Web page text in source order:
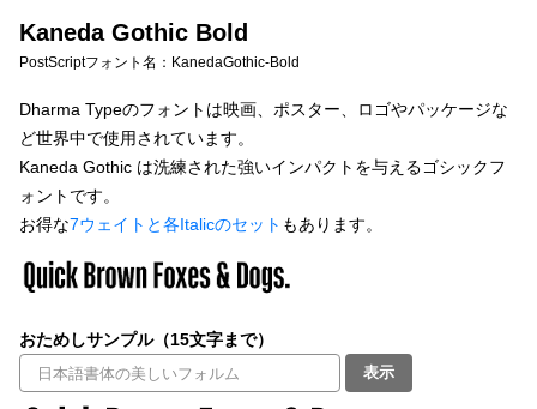
マイページ
お気に入り
ご利用ガイド
よくあるご質問
お問い合わせ
宋朝体
教科書体 行書体
草書体
すべてを表示
Kaneda Gothic Bold
PostScriptフォント名： KanedaGothic-Bold
Dharma Typeのフォントは映画、ポスター、ロゴやパッケージな
ど世界中で使用されています。
Kaneda Gothic は洗練された強いインパクトを与えるゴシックフ
ォントです。
お得な7ウェイトと各Italicのセット もあります。
おためしサンプル（15文字まで）
表示